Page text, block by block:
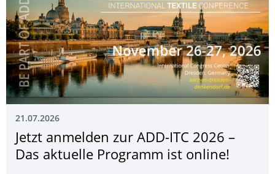
21.07.2026
Jetzt anmelden zur ADD-ITC 2026 –
Das aktuelle Programm ist online!